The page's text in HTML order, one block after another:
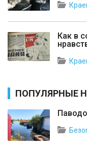
Как в
ПОПУЛЯРНЫЕ